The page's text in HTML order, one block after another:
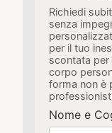
Richiedi
senza
per il tuo
scontata per
corpo
forma non è
Nome e